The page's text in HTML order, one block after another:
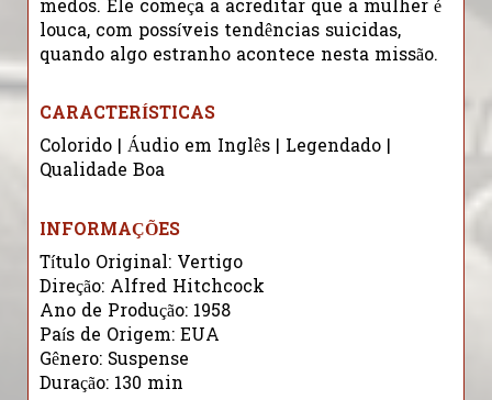
medos. Ele começa a acreditar que a mulher é
louca, com possíveis tendências suicidas,
quando algo estranho acontece nesta missão.
CARACTERÍSTICAS
Colorido | Áudio em Inglês | Legendado |
Qualidade Boa
INFORMAÇÕES
Título Original: Vertigo
Direção: Alfred Hitchcock
Ano de Produção: 1958
País de Origem: EUA
Gênero: Suspense
Duração: 130 min